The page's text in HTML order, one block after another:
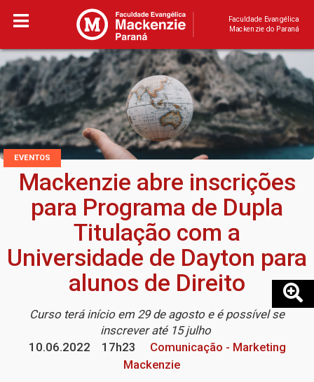
Faculdade Evangélica
Mackenzie do Paraná
EVENTOS
Mackenzie abre inscrições
para Programa de Dupla
Titulação com a
Universidade de Dayton para
alunos de Direito
Curso terá início em 29 de agosto e é possível se
inscrever até 15 julho
10.06.2022
17h23
Comunicação - Marketing
Mackenzie